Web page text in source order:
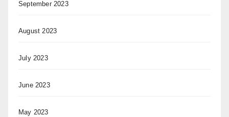
September 2023
August 2023
July 2023
June 2023
May 2023